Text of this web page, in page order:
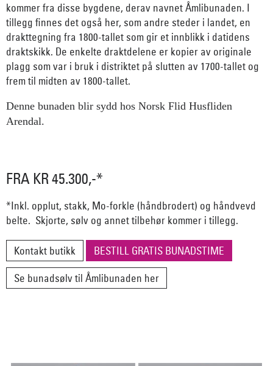
kommer fra disse bygdene, derav navnet Åmlibunaden. I
tillegg finnes det også her, som andre steder i landet, en
drakttegning fra 1800-tallet som gir et innblikk i datidens
draktskikk. De enkelte draktdelene er kopier av originale
plagg som var i bruk i distriktet på slutten av 1700-tallet og
frem til midten av 1800-tallet.
Denne bunaden blir sydd hos Norsk Flid Husfliden
Arendal.
FRA KR 45.300,-*
*Inkl. opplut, stakk, Mo-forkle (håndbrodert) og håndvevd
belte. Skjorte, sølv og annet tilbehør kommer i tillegg.
Kontakt butikk BESTILL GRATIS BUNADSTIME
Se bunadsølv til Åmlibunaden her